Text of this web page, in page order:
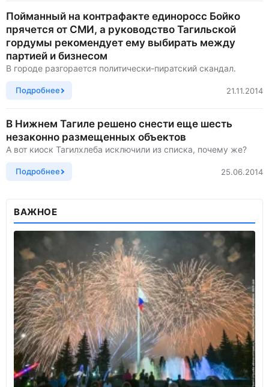
Пойманный на контрафакте единоросс Бойко
прячется от СМИ, а руководство Тагильской
гордумы рекомендует ему выбирать между
партией и бизнесом
В городе разгорается политически-пиратский скандал.
Подробнее 21.11.2014
В Нижнем Тагиле решено снести еще шесть
незаконно размещенных объектов
А вот киоск Тагилхлеба исключили из списка, почему же?
Подробнее 25.06.2014
ВАЖНОЕ